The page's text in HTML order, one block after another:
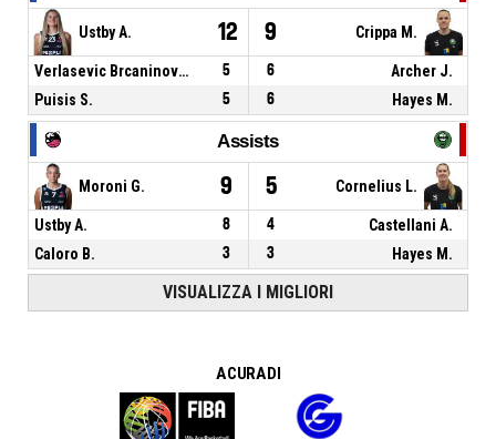
Ustby A. 12 9 Crippa M.
Verlasevic Brcaninovic M. 5 6
Archer J.
Puisis S.
5 6 Hayes M.
Assists
Moroni G. 9 5 Cornelius L.
Ustby A. 8 4
Castellani A.
Caloro B.
3 3 Hayes M.
VISUALIZZA I MIGLIORI
A CURA DI